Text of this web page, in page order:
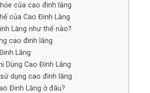
của cao đinh lăng
của Cao Đinh Lăng
Lăng như thế nào?
cao đinh lăng
Lăng
Dùng Cao Đinh Lăng
dụng cao đinh lăng
Đinh Lăng ở đâu?